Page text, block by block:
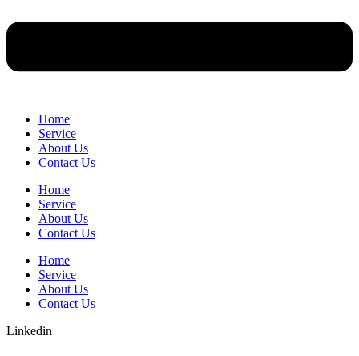
Home
Service
About Us
Contact Us
Home
Service
About Us
Contact Us
Home
Service
About Us
Contact Us
Linkedin